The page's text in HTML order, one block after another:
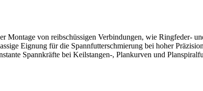
von reibschüssigen Verbindungen, wie Ringfeder-
Eignung für die Spannfutterschmierung bei hoher
Spannkräfte bei Keilstangen-, Plankurven und